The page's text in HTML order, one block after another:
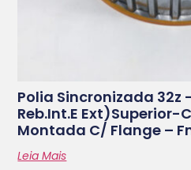
Polia Sincronizada
Reb.int.e Ext)superior-
Montada C/ Flange –
Leia Mais